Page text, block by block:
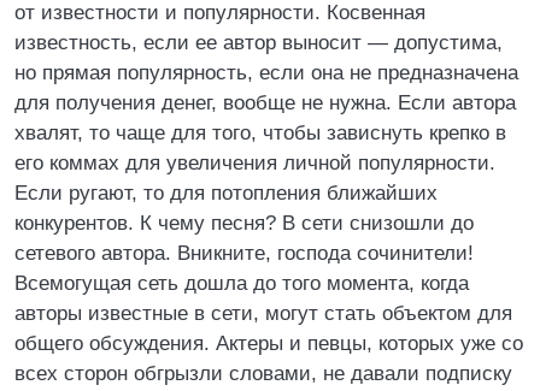
от известности и популярности. Косвенная
известность, если ее автор выносит — допустима,
но прямая популярность, если она не предназначена
для получения денег, вообще не нужна. Если автора
хвалят, то чаще для того, чтобы зависнуть крепко в
его коммах для увеличения личной популярности.
Если ругают, то для потопления ближайших
конкурентов. К чему песня? В сети снизошли до
сетевого автора. Вникните, господа сочинители!
Всемогущая сеть дошла до того момента, когда
авторы известные в сети, могут стать объектом для
общего обсуждения. Актеры и певцы, которых уже со
всех сторон обгрызли словами, не давали подписку